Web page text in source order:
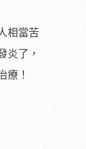
相當苦
炎了，
療！